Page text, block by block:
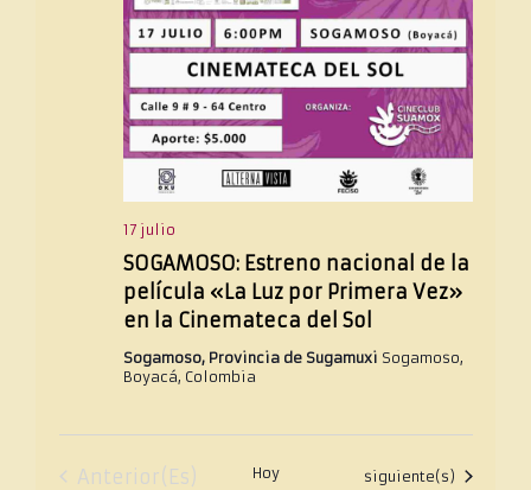
SOGAMOSO: Estreno nacional de la
película «La Luz por Primera Vez»
en la Cinemateca del Sol
17 julio
Sogamoso, Provincia de Sugamuxi Sogamoso,
Boyacá, Colombia
Eventos
Anterior(es) Hoy Eventos
siguiente(s)